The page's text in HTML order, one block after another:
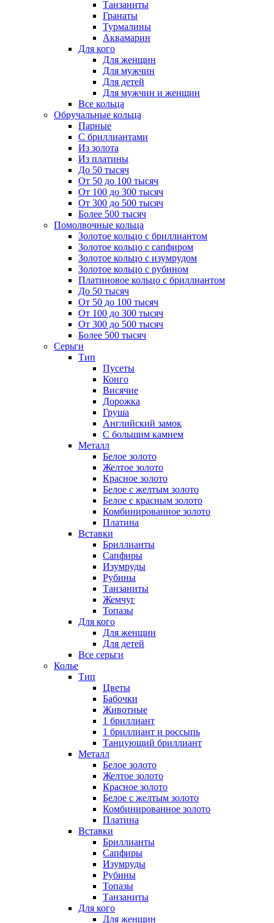
Танзаниты
Гранаты
Турмалины
Аквамарин
Для кого
Для женщин
Для мужчин
Для детей
Для мужчин и женщин
Все кольца
Обручальные кольца
Парные
С бриллиантами
Из золота
Из платины
До 50 тысяч
От 50 до 100 тысяч
От 100 до 300 тысяч
От 300 до 500 тысяч
Более 500 тысяч
Помолвочные кольца
Золотое кольцо с бриллиантом
Золотое кольцо с сапфиром
Золотое кольцо с изумрудом
Золотое кольцо с рубином
Платиновое кольцо с бриллиантом
До 50 тысяч
От 50 до 100 тысяч
От 100 до 300 тысяч
От 300 до 500 тысяч
Более 500 тысяч
Серьги
Тип
Пусеты
Конго
Висячие
Дорожка
Груша
Английский замок
С большим камнем
Металл
Белое золото
Желтое золото
Красное золото
Белое с желтым золото
Белое с красным золото
Комбинированное золото
Платина
Вставки
Бриллианты
Сапфиры
Изумруды
Рубины
Танзаниты
Жемчуг
Топазы
Для кого
Для женщин
Для детей
Все серьги
Колье
Тип
Цветы
Бабочки
Животные
1 бриллиант
1 бриллиант и россыпь
Танцующий бриллиант
Металл
Белое золото
Желтое золото
Красное золото
Белое с желтым золото
Комбинированное золото
Платина
Вставки
Бриллианты
Сапфиры
Изумруды
Рубины
Топазы
Танзаниты
Для кого
Для женщин